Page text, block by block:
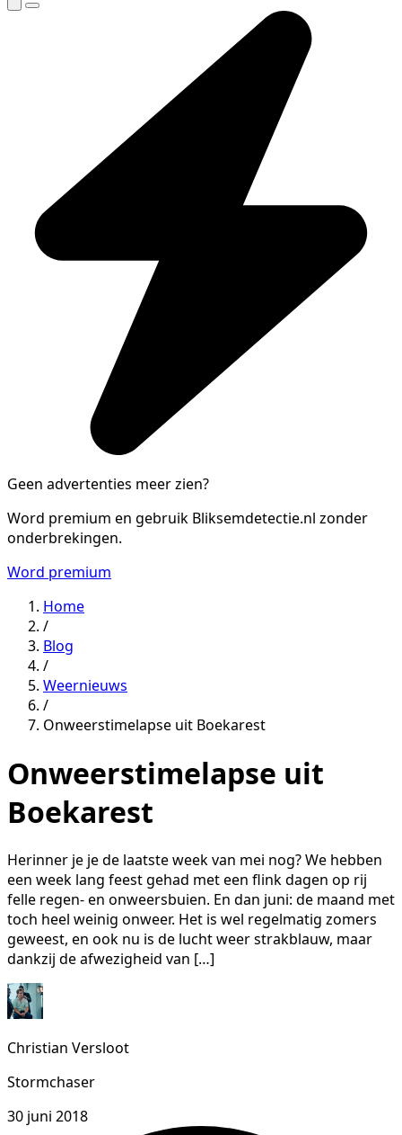
Geen advertenties meer zien?
Word premium en gebruik Bliksemdetectie.nl zonder
onderbrekingen.
Word premium
Home
/
Blog
/
Weernieuws
/
Onweerstimelapse uit Boekarest
Onweerstimelapse uit
Boekarest
Herinner je je de laatste week van mei nog? We hebben
een week lang feest gehad met een flink dagen op rij
felle regen- en onweersbuien. En dan juni: de maand met
toch heel weinig onweer. Het is wel regelmatig zomers
geweest, en ook nu is de lucht weer strakblauw, maar
dankzij de afwezigheid van […]
Christian Versloot
Stormchaser
30 juni 2018